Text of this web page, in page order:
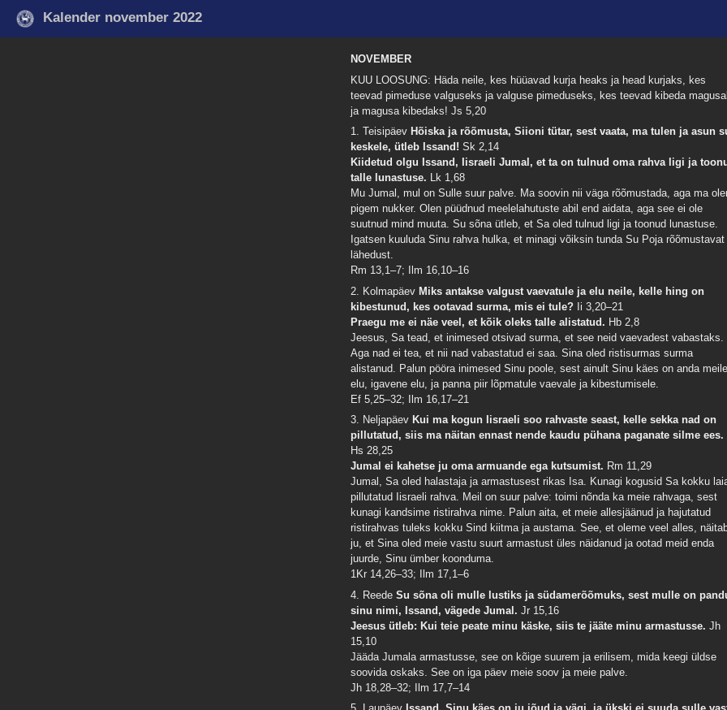
Kalender november 2022
NOVEMBER
KUU LOOSUNG: Häda neile, kes hüüavad kurja heaks ja head kurjaks, kes
teevad pimeduse valguseks ja valguse pimeduseks, kes teevad kibeda
ja magusa kibedaks!Js 5,20
1. Teisipäev Hõiska ja rõõmusta, Siioni tütar, sest vaata, ma tulen ja asun
keskele, ütleb Issand!Sk 2,14
Kiidetud olgu Issand, Iisraeli Jumal, et ta on tulnud oma rahva ligi ja
talle lunastuse. Lk 1,68
Mu Jumal, mul on Sulle suur palve. Ma soovin nii väga rõõmustada, aga ma
pigem nukker. Olen püüdnud meelelahutuste abil end aidata, aga see ei ole
suutnud mind muuta. Su sõna ütleb, et Sa oled tulnud ligi ja toonud lunastuse.
Igatsen kuuluda Sinu rahva hulka, et minagi võiksin tunda Su Poja rõõmustavat
lähedust.
Rm 13,1–7; Ilm 16,10–16
2. Kolmapäev Miks antakse valgust vaevatule ja elu neile, kelle hing on
kibestunud, kes ootavad surma, mis ei tule? Ii 3,20–21
Praegu me ei näe veel, et kõik oleks talle alistatud. Hb 2,8
Jeesus, Sa tead, et inimesed otsivad surma, et see neid vaevadest vabastaks.
Aga nad ei tea, et nii nad vabastatud ei saa. Sina oled ristisurmas surma
alistanud. Palun pööra inimesed Sinu poole, sest ainult Sinu käes on anda meile
elu, igavene elu, ja panna piir lõpmatule vaevale ja kibestumisele.
Ef 5,25–32; Ilm 16,17–21
3. Neljapäev Kui ma kogun Iisraeli soo rahvaste seast, kelle sekka nad on
pillutatud, siis ma näitan ennast nende kaudu pühana paganate silme ees.
Hs 28,25
Jumal ei kahetse ju oma armuande ega kutsumist. Rm 11,29
Jumal, Sa oled halastaja ja armastusest rikas Isa. Kunagi kogusid Sa kokku
pillutatud Iisraeli rahva. Meil on suur palve: toimi nõnda ka meie rahvaga, sest
kunagi kandsime ristirahva nime. Palun aita, et meie allesjäänud ja hajutatud
ristirahvas tuleks kokku Sind kiitma ja austama. See, et oleme veel alles,
ju, et Sina oled meie vastu suurt armastust üles näidanud ja ootad meid enda
juurde, Sinu ümber koonduma.
1Kr 14,26–33; Ilm 17,1–6
4. ReedeSu sõna oli mulle lustiks ja südamerõõmuks, sest mulle on
sinu nimi, Issand, vägede Jumal.Jr 15,16
Jeesus ütleb: Kui teie peate minu käske, siis te jääte minu armastusse.Jh
15,10
Jääda Jumala armastusse, see on kõige suurem ja erilisem, mida keegi üldse
soovida oskaks. See on iga päev meie soov ja meie palve.
Jh 18,28–32; Ilm 17,7–14